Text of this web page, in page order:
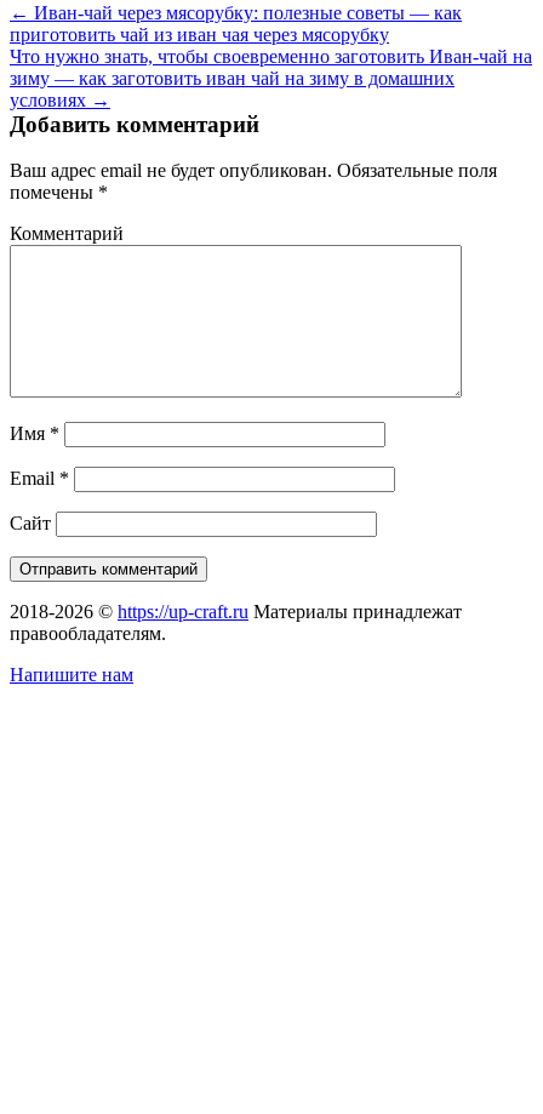
← Иван-чай через мясорубку: полезные советы — как
приготовить чай из иван чая через мясорубку
Что нужно знать, чтобы своевременно заготовить Иван-чай на
зиму — как заготовить иван чай на зиму в домашних
условиях →
Добавить комментарий
Ваш адрес email не будет опубликован. Обязательные поля
помечены *
Комментарий
Имя *
Email *
Сайт
2018-2026 © https://up-craft.ru Материалы принадлежат
правообладателям.
Напишите нам